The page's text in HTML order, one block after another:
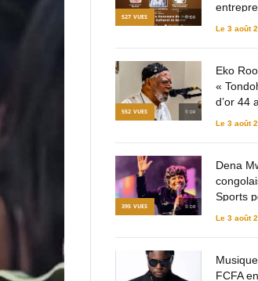
527 VUES © DR
Le 3 août
552 VUES © DR
Eko
«
d’or 44
Le 3 août
395 VUES © DR
Dena
Sports
Le 3 août
FCFA